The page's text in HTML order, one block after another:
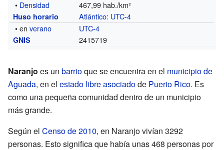
• Densidad 467,99 hab./km²
Huso horario Atlántico: UTC-4
• enverano UTC-4
GNIS 2415719
Naranjo es un barrioque se encuentra en el municipio de
Aguada, en el estado libre asociadode Puerto Rico. Es
como una pequeña comunidad dentro de un municipio
más grande.
Según el Censo de 2010, en Naranjo vivían 3292
personas. Esto significa que había unas 468 personas por